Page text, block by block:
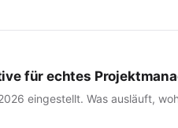
für echtes
eingestellt. Was ausläuft,